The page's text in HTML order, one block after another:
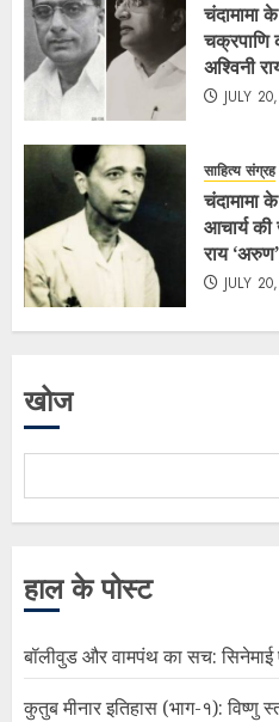
चंदामामा
चक्रपाणि
अश्विनी
JULY
साहित्य संग्रह
चंदामामा
आचार्य
राय ‘अरुण’
JULY
खोज
हाल के पोस्ट
बॉलीवुड और वामपंथ का सच:
कुतुब मीनार इतिहास (भाग-१): विष्णु